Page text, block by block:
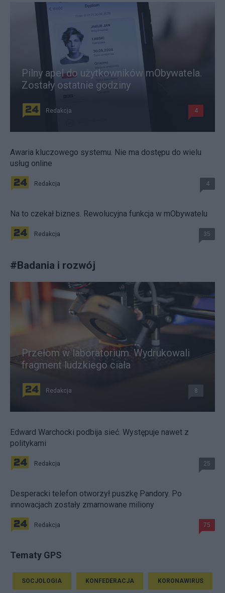
Pilny apel do użytkowników mObywatela.
Zostały ostatnie godziny
Redakcja 4
Awaria kluczowego systemu. Nie ma dostępu do wielu
usług online
Redakcja 4
Na to czekał biznes. Rewolucyjna funkcja w mObywatelu
Redakcja 35
#Badania i rozwój
Przełom w laboratorium. Wydrukowali
fragment ludzkiego ciała
Redakcja 8
Edward Warchocki podbija sieć. Występuje nawet z
politykami
Redakcja 25
Desperacki telefon otworzył puszkę Pandory. Po
innowacjach zostały zmarnowane miliony
Redakcja 75
Tematy GPS
SOCJOLOGIA KONFEDERACJA KORONAWIRUS